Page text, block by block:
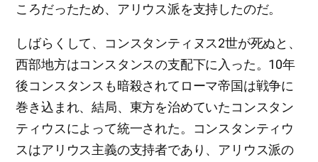
ころだったため、アリウス派を支持したのだ。
しばらくして、コンスタンティヌス2世が死ぬと、
西部地方はコンスタンスの支配下に入った。10年
後コンスタンスも暗殺されてローマ帝国は戦争に
巻き込まれ、結局、東方を治めていたコンスタン
ティウスによって統一された。コンスタンティウ
スはアリウス主義の支持者であり、アリウス派の